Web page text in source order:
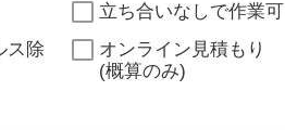
立ち合いなしで作業可
ス除
オンライン見積もり
(概算のみ)